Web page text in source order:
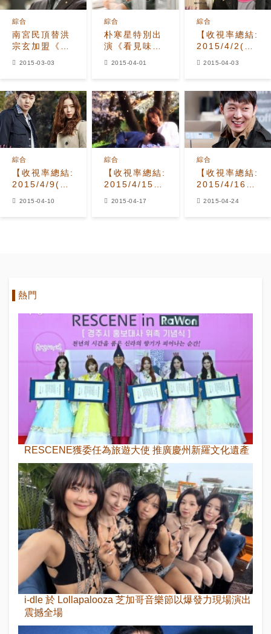
南宮民頂替洪
宗玄加盟《感
覺男女》：變
綜合
2015-03-03
朴寒星特別出
演《看見味道
的少女》，飾
綜合
2015-04-01
【收視率總結:
2015/4/2(四)】
《看見味道的
綜合
2015-04-03
【收視率總結:
2015/4/9(四)】
綜合
2015-04-10
【收視率總結:
2015/4/15(四)】
綜合
2015-04-17
【收視率總結:
2015/4/16(四)
綜合
2015-04-24
熱門
RESCENE獲委任為旅遊大使 推廣慶州新羅文化遺產
i-dle 於 Lollapalooza 芝加哥音樂節以爆發力現場演出
震撼全場